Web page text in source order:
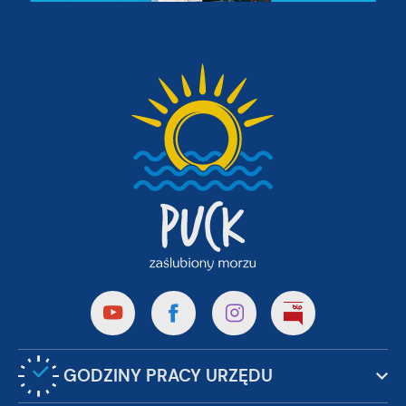
GODZINY PRACY URZĘDU
partnerami oraz innych dostawców usług. Firmy te działają w